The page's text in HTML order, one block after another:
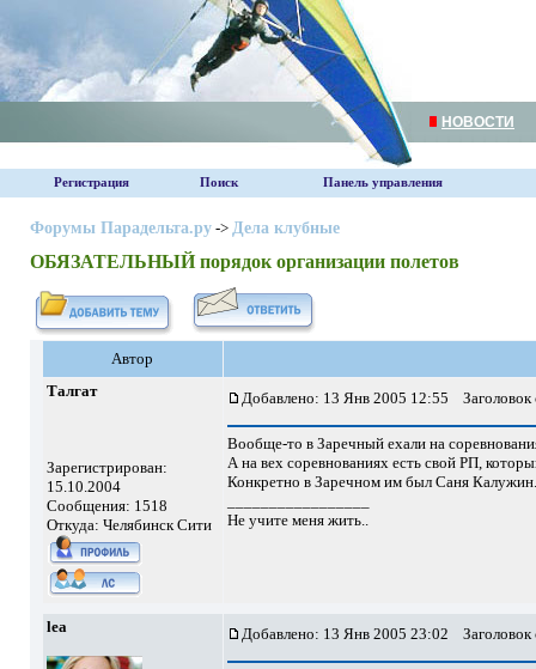
НОВОСТИ
Регистрация Поиск Панель управления
Форумы Парадельта.ру-> Дела клубные
ОБЯЗАТЕЛЬНЫЙ порядок организации полетов
Автор
Талгат
Зарегистрирован:
15.10.2004
Сообщения: 1518
Откуда: Челябинск Сити
Добавлено: 13 Янв 2005 12:55
Вообще-то в Заречный ехали на
А на вех соревнованиях есть свой РП,
Конкретно в Заречном им был Саня
Не учите меня жить..
lea Добавлено: 13 Янв 2005 23:02